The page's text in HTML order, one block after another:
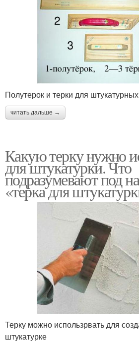
Полутерок и терки для
читать дальше →
Какую терку нужно
для штукатурки. Что
подразумевают под
«терка для
Терку можно использрвать для
штукатурке